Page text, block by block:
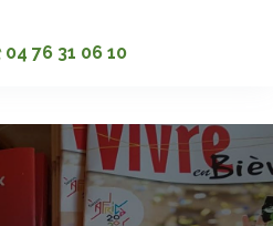
04 76 31 06 10